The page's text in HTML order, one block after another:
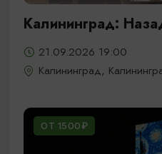
Калининград:
21.09.2026 19:00
Калининград,
ОТ 1500₽